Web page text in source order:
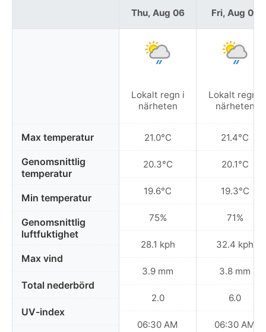
Max temperatur
Genomsnittlig
temperatur
Min temperatur
Genomsnittlig
luftfuktighet
Max vind
Total nederbörd
UV-index
Thu, Aug 06
Lokalt regn i
närheten
21.0°C
20.3°C
19.6°C
75%
28.1 kph
3.9 mm
2.0
06:30 AM
Fri, Aug 07
Lokalt regn i
närheten
21.4°C
20.1°C
19.3°C
71%
32.4 kph
3.8 mm
6.0
06:30 AM